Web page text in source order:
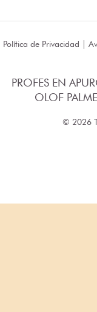
Política de Privacidad |
PROFES EN
OLOF
© 2026